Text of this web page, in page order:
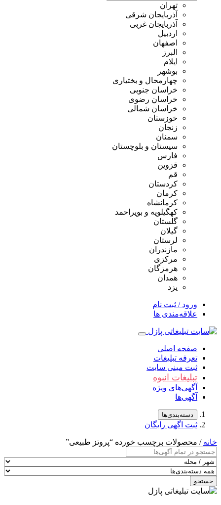
تهران
آذربایجان شرقی
آذربایجان غربی
اردبیل
اصفهان
البرز
ایلام
بوشهر
چهارمحال و بختیاری
خراسان جنوبی
خراسان رضوی
خراسان شمالی
خوزستان
زنجان
سمنان
سیستان و بلوچستان
فارس
قزوین
قم
کردستان
کرمان
کرمانشاه
کهگیلویه و بویراحمد
گلستان
گیلان
لرستان
مازندران
مرکزی
هرمزگان
همدان
یزد
ورود / ثبت نام
علاقه‌مندی ها
صفحه اصلی
تعرفه تبلیغات
ثبت مینی سایت
تبلیغات انبوه
آگهی‌های ویژه
آگهی‌ها
دسته‌بندی‌ها
ثبت اگهی رایگان
خانه / محصولات برچسب خورده “پروتز طبیعی”
جستجو